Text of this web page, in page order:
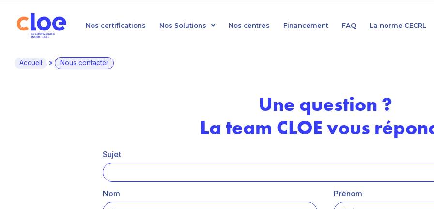
Nos certifications Nos Solutions Nos centres Financement FAQ La norme CECRL
Accueil » Nous contacter
Une question ?
La team CLOE vous
Sujet
Nom Prénom